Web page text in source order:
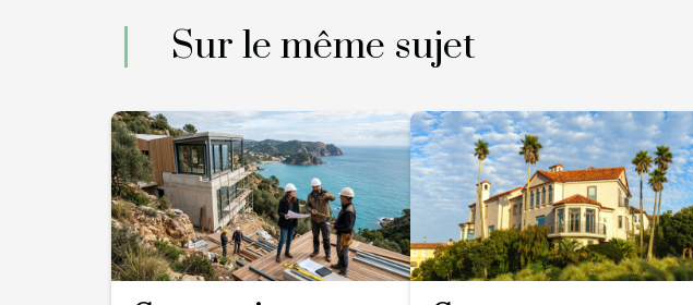
Sur le même sujet